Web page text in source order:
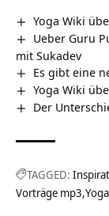
Yoga Wiki
Ueber Guru
mit Sukadev
Es gibt eine
Yoga Wiki
Der
TAGGED:
Vorträge mp3